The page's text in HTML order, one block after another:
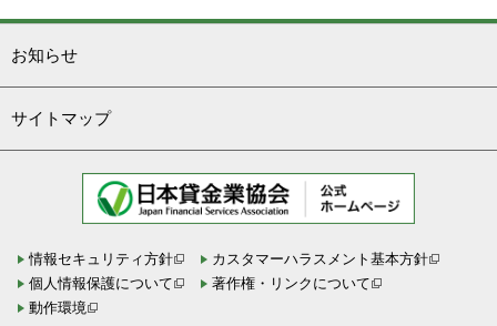
お知らせ
サイトマップ
情報セキュリティ方針
カスタマーハラスメント基本方針
個人情報保護について
著作権・リンクについて
動作環境